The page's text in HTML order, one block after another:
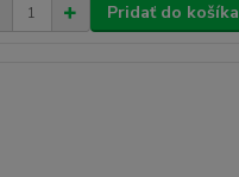
Pridať do košíka